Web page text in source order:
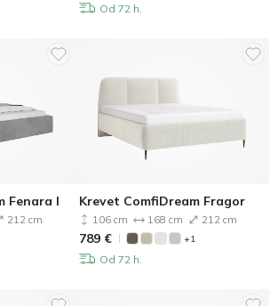
Od 72 h.
Fenara I
212 cm
Krevet ComfiDream Fragor
106 cm 168 cm 212 cm
789 € +1
Od 72 h.